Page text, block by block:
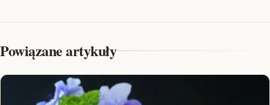
Powiązane artykuły